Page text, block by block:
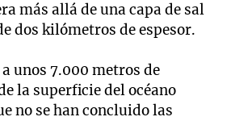
más allá de una capa de sal
dos kilómetros de espesor.
unos 7.000 metros de
la superficie del océano
no se han concluido las